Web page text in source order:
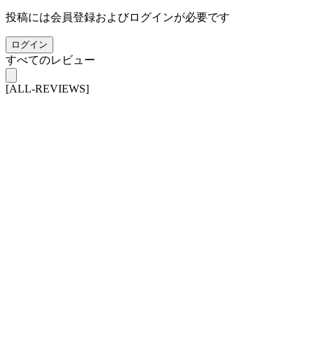
投稿には会員登録およびログインが必要です
ログイン
すべてのレビュー
[ALL-REVIEWS]